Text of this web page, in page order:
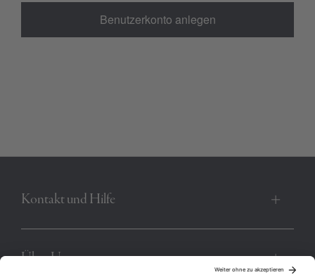
Benutzerkonto anlegen
Kontakt und Hilfe
Über Uns